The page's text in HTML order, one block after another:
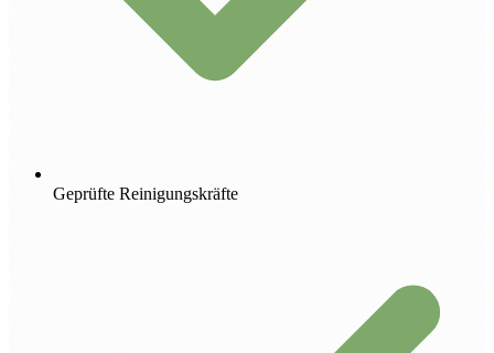
Geprüfte Reinigungskräfte